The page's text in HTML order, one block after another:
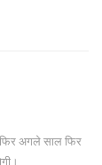
फिर अगले साल फिर